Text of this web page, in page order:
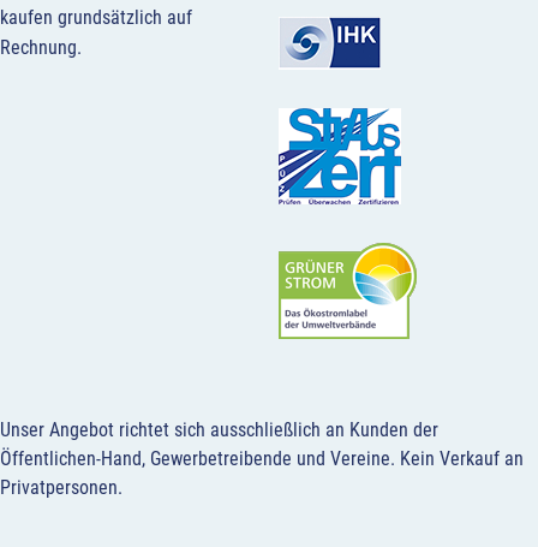
kaufen grundsätzlich auf
Rechnung.
Unser Angebot richtet sich ausschließlich an Kunden der
Öffentlichen-Hand, Gewerbetreibende und Vereine. Kein Verkauf an
Privatpersonen.